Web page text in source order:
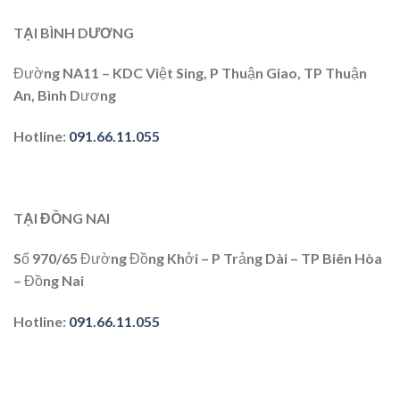
TẠI BÌNH DƯƠNG
Đường NA11 – KDC Việt Sing, P Thuận Giao, TP Thuận
An, Bình Dương
Hotline: 091.66.11.055
TẠI ĐỒNG NAI
Số 970/65 Đường Đồng Khởi – P Trảng Dài – TP Biên Hòa
– Đồng Nai
Hotline: 091.66.11.055